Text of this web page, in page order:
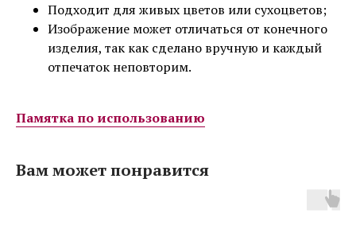
Подходит для живых цветов или сухоцветов;
Изображение может отличаться от конечного
изделия, так как сделано вручную и каждый
отпечаток неповторим.
Памятка по использованию
Вам может понравится